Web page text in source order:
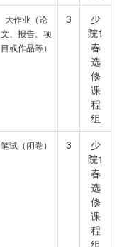
大作业（论
文、报告、项
目或作品等）
3
少
院1
春
选
修
课
程
组
笔试（闭卷） 3
少
院1
春
选
修
课
程
组